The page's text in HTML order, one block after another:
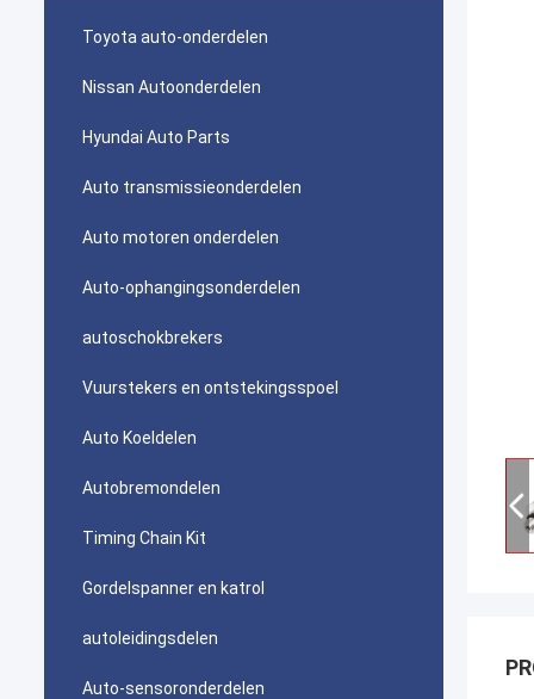
Toyota auto-onderdelen
Nissan Autoonderdelen
Hyundai Auto Parts
Auto transmissieonderdelen
Auto motoren onderdelen
Auto-ophangingsonderdelen
autoschokbrekers
Vuurstekers en ontstekingsspoel
Auto Koeldelen
Autobremondelen
Timing Chain Kit
Gordelspanner en katrol
autoleidingsdelen
Auto-sensoronderdelen